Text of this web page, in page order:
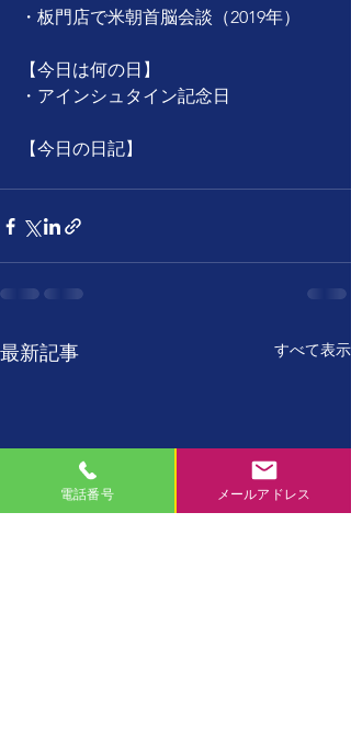
・板門店で米朝首脳会談（2019年）
【今日は何の日】
・アインシュタイン記念日
【今日の日記】
最新記事 すべて表示
電話番号 メールアドレス